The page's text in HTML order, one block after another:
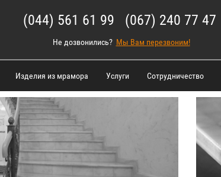
(044) 561 61 99 (067) 240 77 47
Не дозвонились? Мы Вам перезвоним!
Изделия из мрамора Услуги Сотрудничество